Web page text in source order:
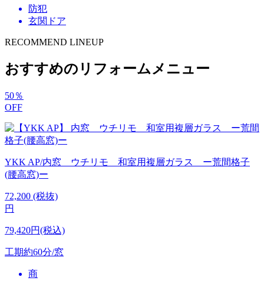
防犯
玄関ドア
RECOMMEND LINEUP
おすすめのリフォームメニュー
50％
OFF
YKK AP/内窓 ウチリモ 和室用複層ガラス ー荒間格子
(腰高窓)ー
72,200 (税抜)
円
79,420円(税込)
工期約60分/窓
商